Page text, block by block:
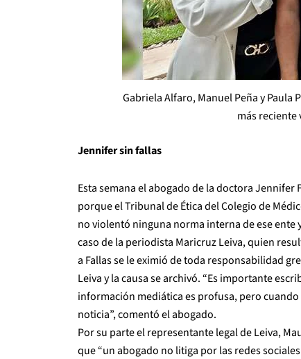
Gabriela Alfaro, Manuel Peña y Paula
más reciente
Jennifer sin fallas
Esta semana el abogado de la doctora
porque el Tribunal de Ética del Colegio de
no violentó ninguna norma interna de ese ente
caso de la periodista Maricruz Leiva, quien
a Fallas se le eximió de toda responsabilidad
Leiva y la causa se archivó. “Es importante
información mediática es profusa, pero
noticia”, comentó el abogado.
Por su parte el representante legal de Leiva,
que “un abogado no litiga por las redes